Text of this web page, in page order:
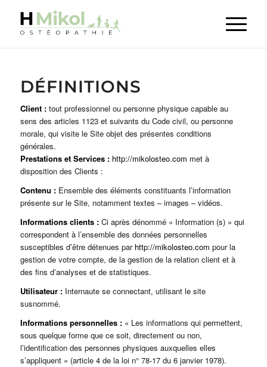
DÉFINITIONS
Client :tout professionnel ou personne physique capable au
sens des articles 1123 et suivants du Code civil, ou personne
morale, qui visite le Site objet des présentes conditions
générales.
Prestations et Services : http://mikolosteo.com met à
disposition des Clients :
Contenu :Ensemble des éléments constituants l’information
présente sur le Site, notamment textes – images – vidéos.
Informations clients :Ci après dénommé « Information (s) » qui
correspondent à l’ensemble des données personnelles
susceptibles d’être détenues par http://mikolosteo.com pour la
gestion de votre compte, de la gestion de la relation client et à
des fins d’analyses et de statistiques.
Utilisateur :Internaute se connectant, utilisant le site
susnommé.
Informations personnelles :« Les informations qui permettent,
sous quelque forme que ce soit, directement ou non,
l’identification des personnes physiques auxquelles elles
s’appliquent » (article 4 de la loi n° 78-17 du 6 janvier 1978).